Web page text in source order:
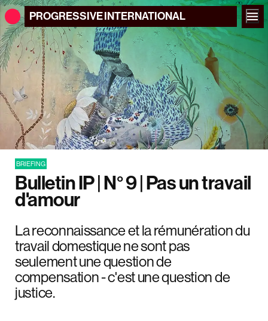
PROGRESSIVEINTERNATIONAL
BRIEFING
Bulletin IP | N° 9 | Pas un travail
d'amour
La reconnaissance et la rémunération du
travail domestique ne sont pas
seulement une question de
compensation - c'est une question de
justice.